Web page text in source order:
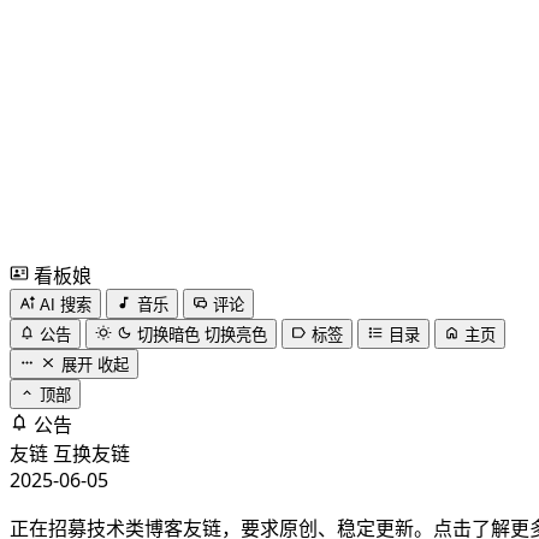
看板娘
AI 搜索 音乐
评论
公告
切换暗色 切换亮色 标签 目录
主页
展开 收起
顶部
公告
友链 互换友链
2025-06-05
正在招募技术类博客友链，要求原创、稳定更新。点击了解更